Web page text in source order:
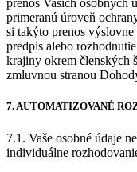
prenos Vašich osobných
primeranú úroveň
si takýto prenos
predpis alebo
krajiny okrem členských
zmluvnou stranou
7. AUTOMATIZOVANÉ
7.1. Vaše osobné údaje
individuálne